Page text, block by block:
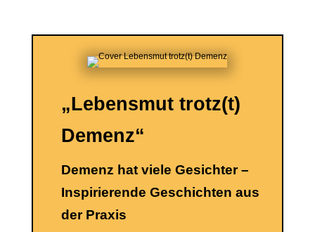
„Lebensmut trotz(t)
Demenz“
Demenz hat viele Gesichter –
Inspirierende Geschichten aus
der Praxis